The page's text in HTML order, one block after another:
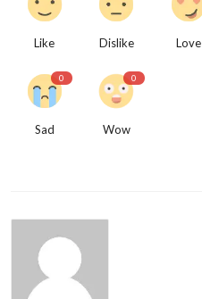
Like Dislike Love
0
Sad
0
Wow